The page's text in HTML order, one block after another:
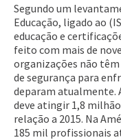
Segundo um
Educação, ligado ao
educação e
feito com mais de
organizações não
de segurança para
deparam atualmente.
deve atingir 1,8
relação a 2015. Na
185 mil profissionais